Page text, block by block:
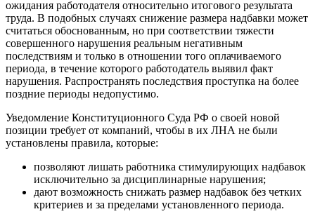
ожидания работодателя относительно итогового результата
труда. В подобных случаях снижение размера надбавки может
считаться обоснованным, но при соответствии тяжести
совершенного нарушения реальным негативным
последствиям и только в отношении того оплачиваемого
периода, в течение которого работодатель выявил факт
нарушения. Распространять последствия проступка на более
поздние периоды недопустимо.
Уведомление Конституционного Суда РФ о своей новой
позиции требует от компаний, чтобы в их ЛНА не были
установлены правила, которые:
позволяют лишать работника стимулирующих надбавок
исключительно за дисциплинарные нарушения;
дают возможность снижать размер надбавок без четких
критериев и за пределами установленного периода.